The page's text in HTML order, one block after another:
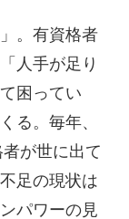
。有資格者
人手が足り
困ってい
る。毎年、
が世に出て
足の現状は
パワーの見